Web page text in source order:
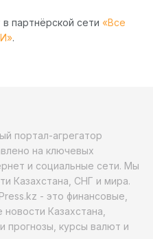
партнёрской сети «Все
.
портал-агрегатор
на ключевых
и социальные сети. Мы
Казахстана, СНГ и мира.
- это финансовые,
Казахстана,
прогнозы, курсы валют и